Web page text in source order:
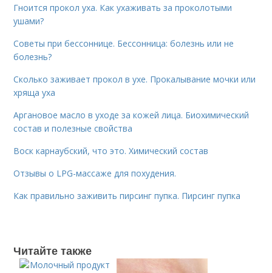
Гноится прокол уха. Как ухаживать за проколотыми
ушами?
Советы при бессоннице. Бессонница: болезнь или не
болезнь?
Сколько заживает прокол в ухе. Прокалывание мочки или
хряща уха
Аргановое масло в уходе за кожей лица. Биохимический
состав и полезные свойства
Воск карнаубский, что это. Химический состав
Отзывы о LPG-массаже для похудения.
Как правильно заживить пирсинг пупка. Пирсинг пупка
Читайте также